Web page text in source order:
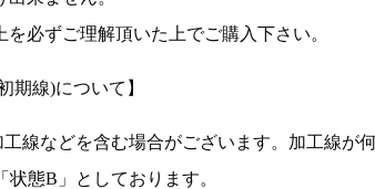
必ずご理解頂いた上でご購入下さい。
期線)について】
線などを含む場合がございます。加工線が
態B」としております。